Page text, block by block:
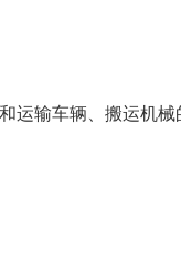
运输车辆、搬运机